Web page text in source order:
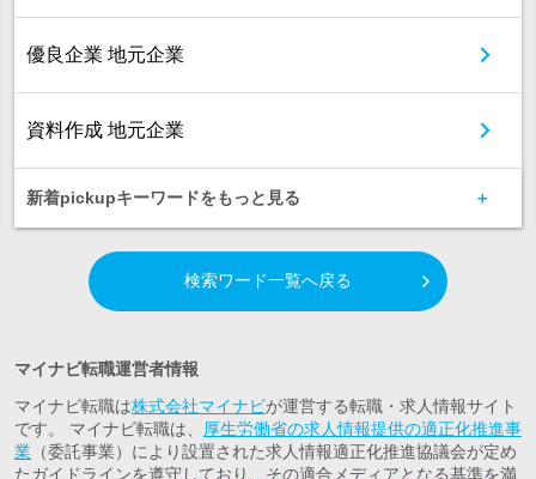
優良企業 地元企業
資料作成 地元企業
新着pickupキーワードをもっと見る
検索ワード一覧へ戻る
マイナビ転職運営者情報
マイナビ転職は株式会社マイナビが運営する転職・求人情報サイト
です。 マイナビ転職は、
厚生労働省の求人情報提供の適正化推進事
業 （委託事業）により設置された求人情報適正化推進協議会が定め
たガイドラインを遵守しており、その適合メディアとなる基準を満